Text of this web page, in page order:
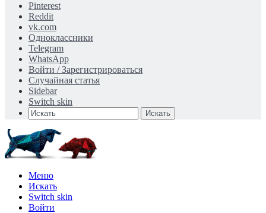
Pinterest
Reddit
vk.com
Одноклассники
Telegram
WhatsApp
Войти / Зарегистрироваться
Случайная статья
Sidebar
Switch skin
Искать
Меню
Искать
Switch skin
Войти